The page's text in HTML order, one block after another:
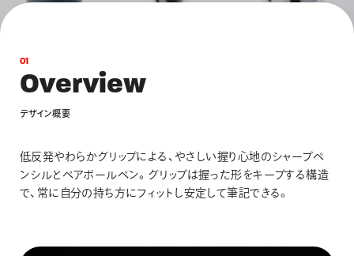
01
Overview
デザイン概要
低反発やわらかグリップによる、やさしい握り心地のシャープペ
ンシルとペアボールペン。グリップは握った形をキープする構造
で、常に自分の持ち方にフィットし安定して筆記できる。